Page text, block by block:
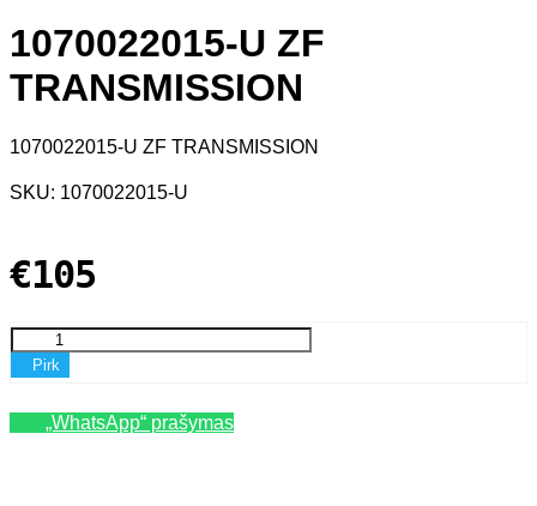
1070022015-U ZF
TRANSMISSION
1070022015-U ZF TRANSMISSION
SKU: 1070022015-U
€105
Pirk
„WhatsApp“ prašymas